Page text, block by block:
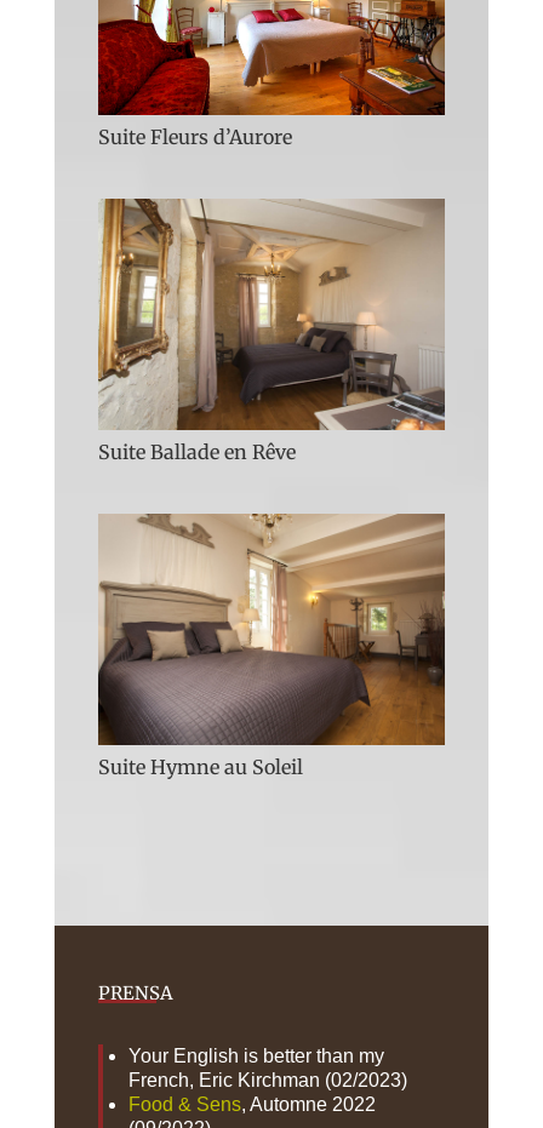
Suite Fleurs d’Aurore
Suite Ballade en Rêve
Suite Hymne au Soleil
PRENSA
Your English is better than my
French, Eric Kirchman (02/2023)
Food & Sens, Automne 2022